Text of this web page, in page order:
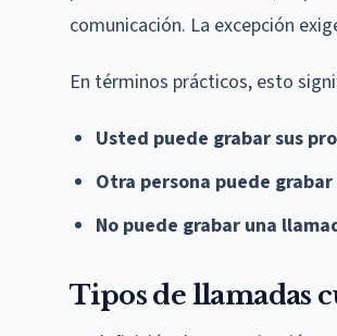
comunicación. La excepción
En términos prácticos, esto
Usted puede grabar sus
Otra persona puede
No puede grabar una
Tipos de llamadas